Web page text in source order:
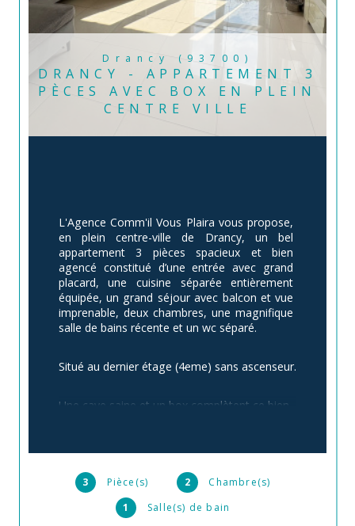
Drancy (93700)
DRANCY - APPARTEMENT 3
PÈCES AVEC BOX EN PLEIN
CENTRE VILLE
3 Pièce(s) 2
Chambre(s)
1
Salle(s) de bain
L'Agence Comm'il Vous Plaira vous propose,
en plein centre-ville de Drancy, un bel
appartement 3 pièces spacieux et bien
agencé constitué d’une entrée avec grand
placard, une cuisine séparée entièrement
équipée, un grand séjour avec balcon et vue
imprenable, deux chambres, une magnifique
salle de bains récente et un wc séparé.
Situé au dernier étage (4eme) sans ascenseur.
Une cave saine et un box complètent ce bien.
-Transport avec la gare RER B – Drancy à
1.5km et tramway 11 à quelques foulées.